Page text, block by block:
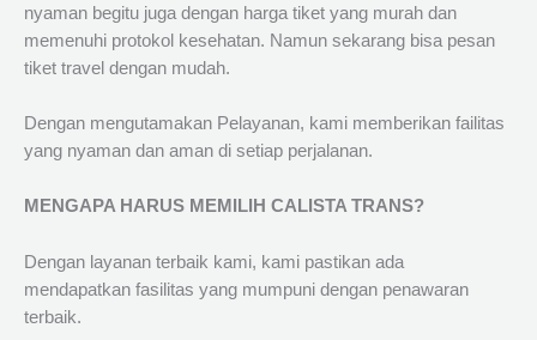
nyaman begitu juga dengan harga tiket yang murah dan
memenuhi protokol kesehatan. Namun sekarang bisa pesan
tiket travel dengan mudah.
Dengan mengutamakan Pelayanan, kami memberikan failitas
yang nyaman dan aman di setiap perjalanan.
MENGAPA HARUS MEMILIH CALISTA TRANS?
Dengan layanan terbaik kami, kami pastikan ada
mendapatkan fasilitas yang mumpuni dengan penawaran
terbaik.